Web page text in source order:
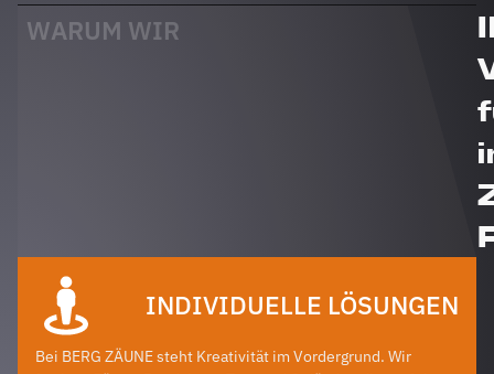
Honig.
WARUM WIR
INDIVIDUELLE LÖSUNGEN
Bei BERG ZÄUNE steht Kreativität im Vordergrund. Wir